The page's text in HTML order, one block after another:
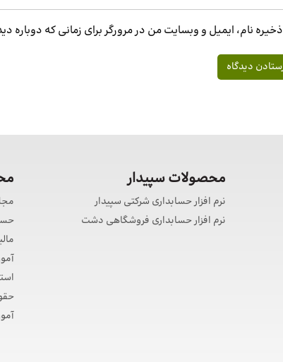
ذخیره نام، ایمیل و وبسایت من در مرورگر برای زمانی که دوباره
محصولات سپیدار
نرم افزار حسابداری شرکتی سپیدار
نرم افزار حسابداری فروشگاهی دشت